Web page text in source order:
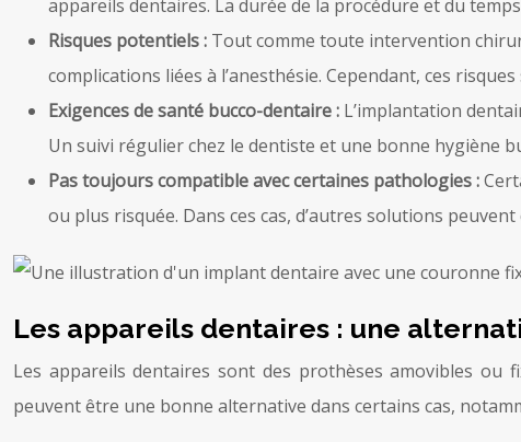
appareils dentaires. La durée de la procédure et du
Risques potentiels : Tout comme toute intervention
complications liées à l’anesthésie. Cependant, ces
Exigences de santé bucco-dentaire : L’implantation
Un suivi régulier chez le dentiste et une bonne hygiène
Pas toujours compatible avec certaines pathologies :
ou plus risquée. Dans ces cas, d’autres solutions
Les appareils dentaires : une
Les appareils dentaires sont des prothèses amovibles ou
peuvent être une bonne alternative dans certains cas,